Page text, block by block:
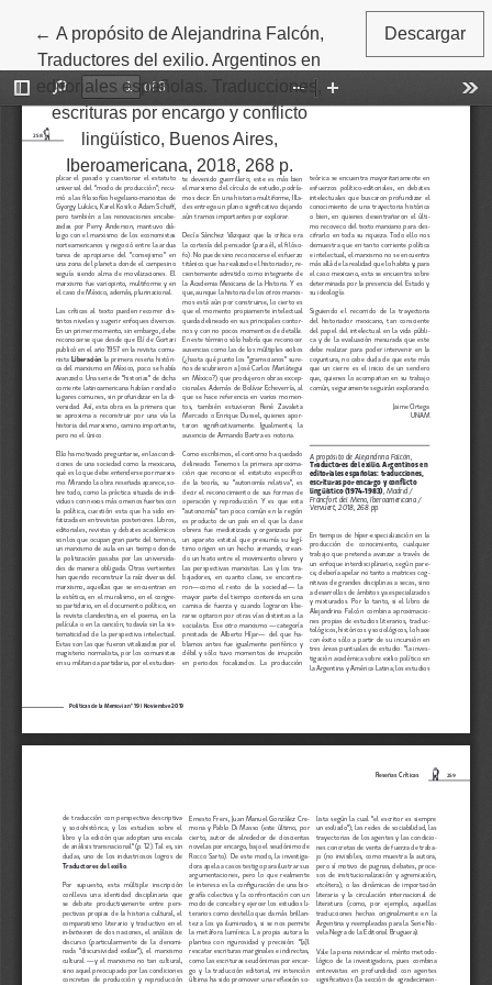
←Volver a los detalles del artículo
A propósito de Alejandrina Falcón,
Traductores del exilio. Argentinos en
editoriales españolas. Traducciones,
escrituras por encargo y conflicto
lingüístico, Buenos Aires,
Iberoamericana, 2018, 268 p.
Descargar